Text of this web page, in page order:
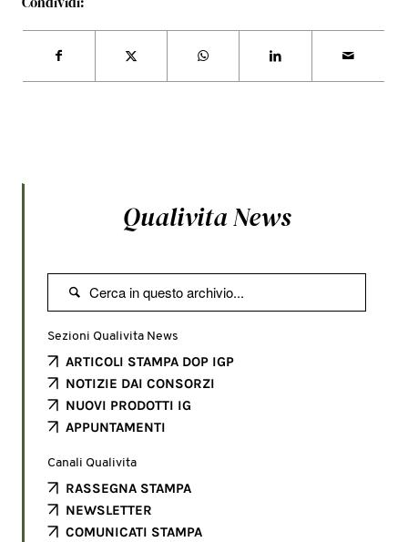
Qualivita News

Sezioni Qualivita News
ARTICOLI STAMPA DOP IGP
NOTIZIE DAI CONSORZI
NUOVI PRODOTTI IG
APPUNTAMENTI
Canali Qualivita
RASSEGNA STAMPA
NEWSLETTER
COMUNICATI STAMPA